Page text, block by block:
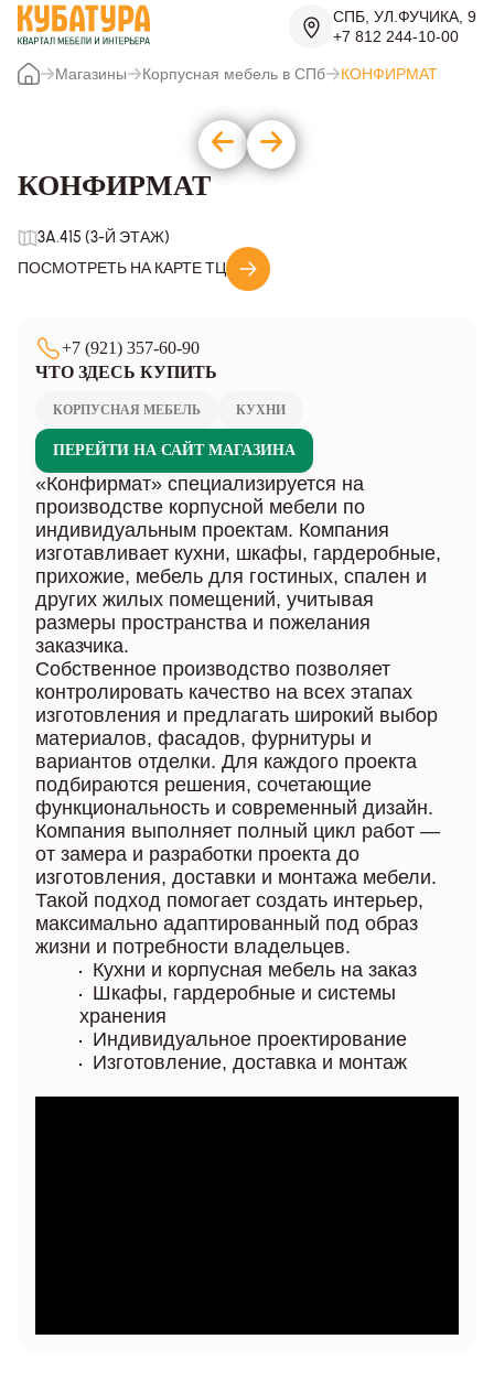
СПБ, УЛ.ФУЧИКА, 9
+7 812 244-10-00
Магазины Корпусная мебель в СПб КОНФИРМАТ
КОНФИРМАТ
3A.415 (3-Й ЭТАЖ)
ПОСМОТРЕТЬ НА КАРТЕ ТЦ
+7 (921) 357-60-90
ЧТО ЗДЕСЬ КУПИТЬ
КОРПУСНАЯ МЕБЕЛЬ КУХНИ
ПЕРЕЙТИ НА САЙТ МАГАЗИНА
«Конфирмат» специализируется на
производстве корпусной мебели по
индивидуальным проектам. Компания
изготавливает кухни, шкафы, гардеробные,
прихожие, мебель для гостиных, спален и
других жилых помещений, учитывая
размеры пространства и пожелания
заказчика.
Собственное производство позволяет
контролировать качество на всех этапах
изготовления и предлагать широкий выбор
материалов, фасадов, фурнитуры и
вариантов отделки. Для каждого проекта
подбираются решения, сочетающие
функциональность и современный дизайн.
Компания выполняет полный цикл работ —
от замера и разработки проекта до
изготовления, доставки и монтажа мебели.
Такой подход помогает создать интерьер,
максимально адаптированный под образ
жизни и потребности владельцев.
Кухни и корпусная мебель на заказ
Шкафы, гардеробные и системы
хранения
Индивидуальное проектирование
Изготовление, доставка и монтаж